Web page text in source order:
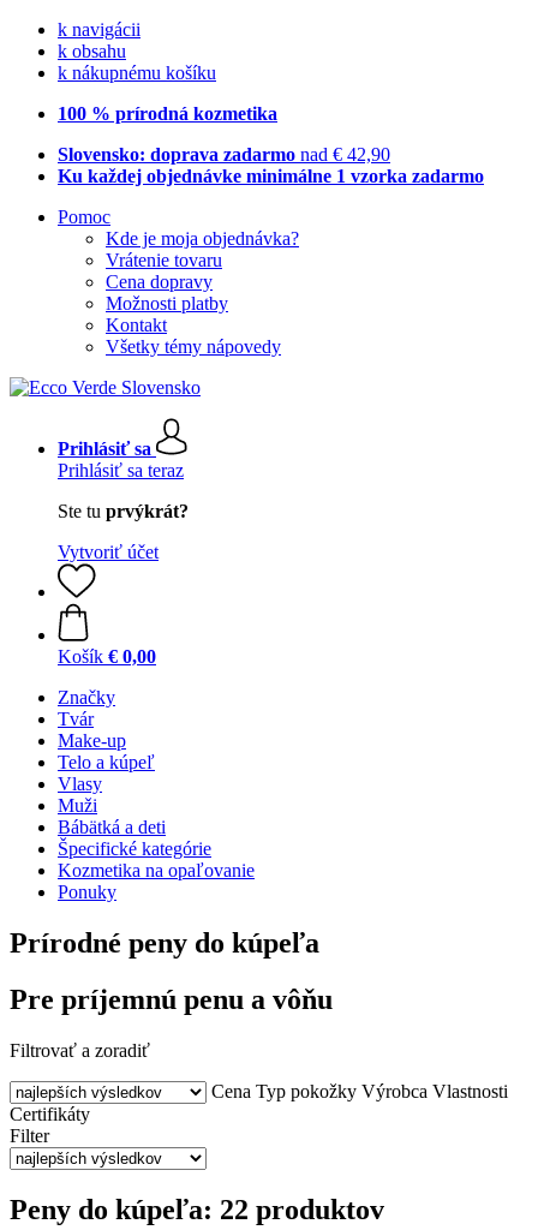
k navigácii
k obsahu
k nákupnému košíku
100 % prírodná kozmetika
Slovensko: doprava zadarmo nad € 42,90
Ku každej objednávke minimálne 1 vzorka zadarmo
Pomoc
Kde je moja objednávka?
Vrátenie tovaru
Cena dopravy
Možnosti platby
Kontakt
Všetky témy nápovedy
Prihlásiť sa
Prihlásiť sa teraz
Ste tu prvýkrát?
Vytvoriť účet
Košík € 0,00
Značky
Tvár
Make-up
Telo a kúpeľ
Vlasy
Muži
Bábätká a deti
Špecifické kategórie
Kozmetika na opaľovanie
Ponuky
Prírodné peny do kúpeľa
Pre príjemnú penu a vôňu
Filtrovať a zoradiť
Cena Typ pokožky Výrobca Vlastnosti
Certifikáty
Filter
Peny do kúpeľa: 22 produktov